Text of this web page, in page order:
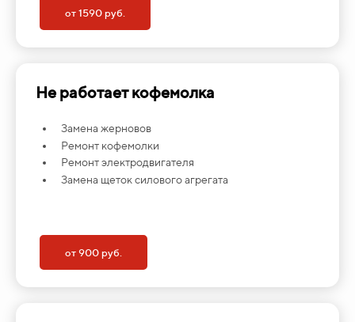
от 1590 руб.
Не работает кофемолка
Замена жерновов
Ремонт кофемолки
Ремонт электродвигателя
Замена щеток силового агрегата
от 900 руб.